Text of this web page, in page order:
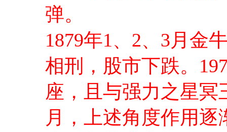
弹。
1879年1、2、3月金
相刑，股市下跌。
座，且与强力之星冥
月，上述角度作用